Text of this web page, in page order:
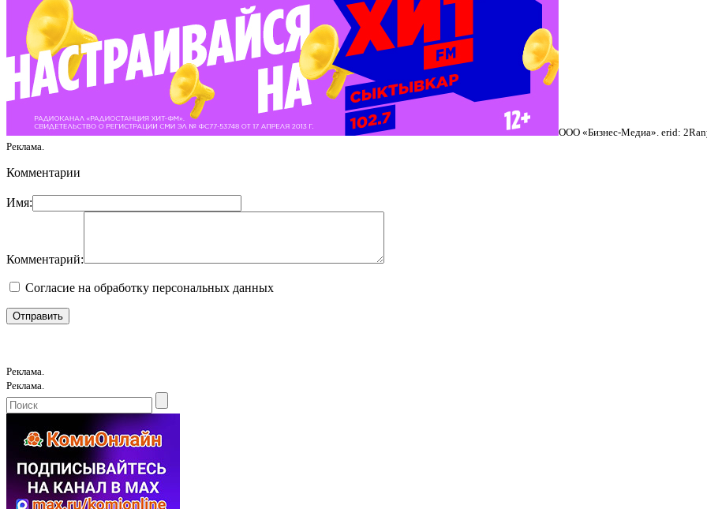
ООО «Бизнес-Медиа». erid:
Реклама.
Комментарии
Имя:
Комментарий:
Согласие на обработку персональных данных
Реклама.
Реклама.